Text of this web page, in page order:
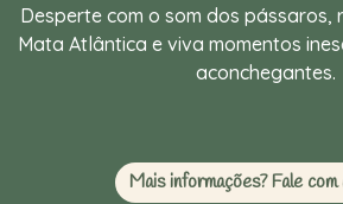
Desperte com o som dos pássaros,
Mata Atlântica e viva momentos
aconchegantes.
Mais informações? Fale